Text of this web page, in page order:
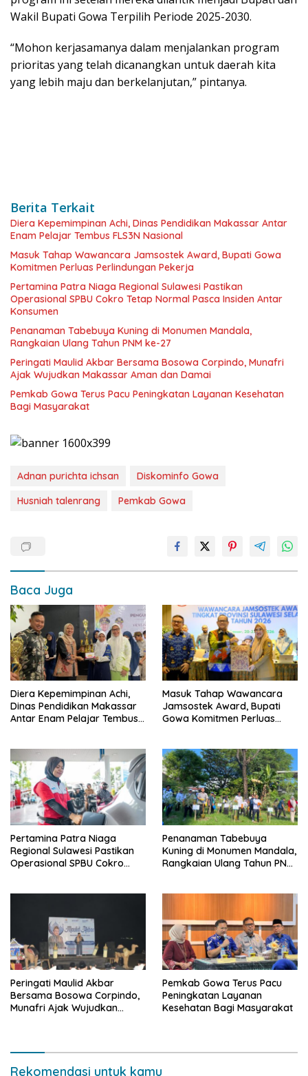
Wakil Bupati Gowa Terpilih Periode 2025-2030.
“Mohon kerjasamanya dalam menjalankan program
prioritas yang telah dicanangkan untuk daerah kita
yang lebih maju dan berkelanjutan,” pintanya.
Berita Terkait
Diera Kepemimpinan Achi, Dinas Pendidikan Makassar Antar
Enam Pelajar Tembus FLS3N Nasional
Masuk Tahap Wawancara Jamsostek Award, Bupati Gowa
Komitmen Perluas Perlindungan Pekerja
Pertamina Patra Niaga Regional Sulawesi Pastikan
Operasional SPBU Cokro Tetap Normal Pasca Insiden Antar
Konsumen
Penanaman Tabebuya Kuning di Monumen Mandala,
Rangkaian Ulang Tahun PNM ke-27
Peringati Maulid Akbar Bersama Bosowa Corpindo, Munafri
Ajak Wujudkan Makassar Aman dan Damai
Pemkab Gowa Terus Pacu Peningkatan Layanan Kesehatan
Bagi Masyarakat
Adnan purichta ichsan
Diskominfo Gowa
Husniah talenrang
Pemkab Gowa
Baca Juga
Diera Kepemimpinan Achi,
Dinas Pendidikan Makassar
Antar Enam Pelajar Tembus
Masuk Tahap Wawancara
Jamsostek Award, Bupati
Gowa Komitmen Perluas
Pertamina Patra Niaga
Regional Sulawesi Pastikan
Operasional SPBU Cokro
Penanaman Tabebuya
Kuning di Monumen Mandala,
Rangkaian Ulang Tahun PNM
Peringati Maulid Akbar
Bersama Bosowa Corpindo,
Munafri Ajak Wujudkan
Pemkab Gowa Terus Pacu
Peningkatan Layanan
Kesehatan Bagi Masyarakat
Rekomendasi untuk kamu